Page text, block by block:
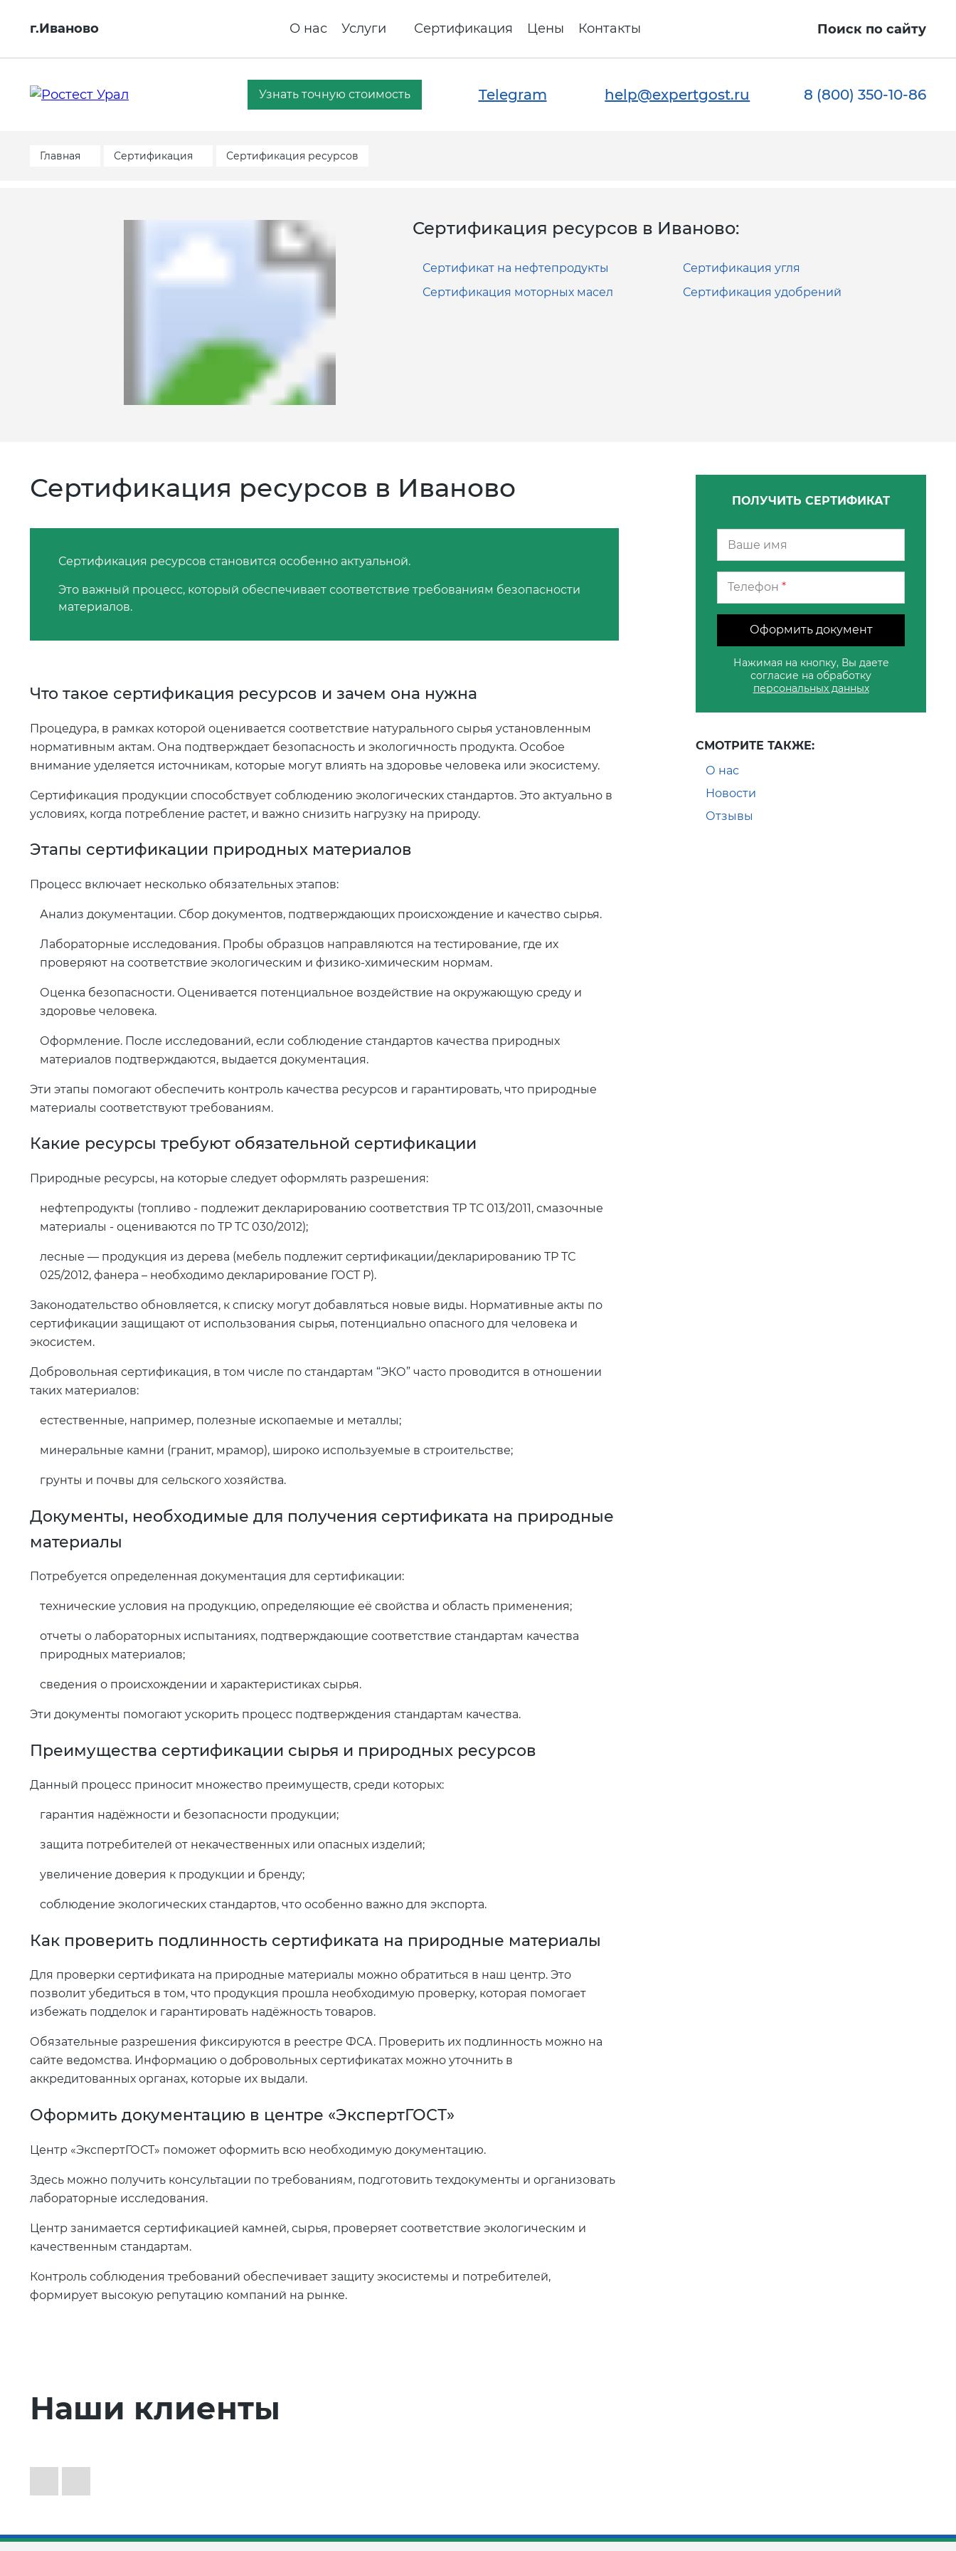
г.Иваново О нас Услуги Сертификация Цены Контакты Поиск по сайту
Узнать точную стоимость Telegram help@expertgost.ru 8 (800) 350-10-86
Главная Сертификация Сертификация ресурсов
Сертификация ресурсов в Иваново:
Сертификат на нефтепродукты
Сертификация моторных масел
Сертификация угля
Сертификация удобрений
Сертификация ресурсов в Иваново
Сертификация ресурсов становится особенно актуальной.
Это важный процесс, который обеспечивает соответствие требованиям безопасности
материалов.
Что такое сертификация ресурсов и зачем она нужна
Процедура, в рамках которой оценивается соответствие натурального сырья установленным
нормативным актам. Она подтверждает безопасность и экологичность продукта. Особое
внимание уделяется источникам, которые могут влиять на здоровье человека или экосистему.
Сертификация продукции способствует соблюдению экологических стандартов. Это актуально в
условиях, когда потребление растет, и важно снизить нагрузку на природу.
Этапы сертификации природных материалов
Процесс включает несколько обязательных этапов:
Анализ документации. Сбор документов, подтверждающих происхождение и качество сырья.
Лабораторные исследования. Пробы образцов направляются на тестирование, где их
проверяют на соответствие экологическим и физико-химическим нормам.
Оценка безопасности. Оценивается потенциальное воздействие на окружающую среду и
здоровье человека.
Оформление. После исследований, если соблюдение стандартов качества природных
материалов подтверждаются, выдается документация.
Эти этапы помогают обеспечить контроль качества ресурсов и гарантировать, что природные
материалы соответствуют требованиям.
Какие ресурсы требуют обязательной сертификации
Природные ресурсы, на которые следует оформлять разрешения:
нефтепродукты (топливо - подлежит декларированию соответствия ТР ТС 013/2011, смазочные
материалы - оцениваются по ТР ТС 030/2012);
лесные — продукция из дерева (мебель подлежит сертификации/декларированию ТР ТС
025/2012, фанера – необходимо декларирование ГОСТ Р).
Законодательство обновляется, к списку могут добавляться новые виды. Нормативные акты по
сертификации защищают от использования сырья, потенциально опасного для человека и
экосистем.
Добровольная сертификация, в том числе по стандартам “ЭКО” часто проводится в отношении
таких материалов:
естественные, например, полезные ископаемые и металлы;
минеральные камни (гранит, мрамор), широко используемые в строительстве;
грунты и почвы для сельского хозяйства.
Документы, необходимые для получения сертификата на природные
материалы
Потребуется определенная документация для сертификации:
технические условия на продукцию, определяющие её свойства и область применения;
отчеты о лабораторных испытаниях, подтверждающие соответствие стандартам качества
природных материалов;
сведения о происхождении и характеристиках сырья.
Эти документы помогают ускорить процесс подтверждения стандартам качества.
Преимущества сертификации сырья и природных ресурсов
Данный процесс приносит множество преимуществ, среди которых:
гарантия надёжности и безопасности продукции;
защита потребителей от некачественных или опасных изделий;
увеличение доверия к продукции и бренду;
соблюдение экологических стандартов, что особенно важно для экспорта.
Как проверить подлинность сертификата на природные материалы
Для проверки сертификата на природные материалы можно обратиться в наш центр. Это
позволит убедиться в том, что продукция прошла необходимую проверку, которая помогает
избежать подделок и гарантировать надёжность товаров.
Обязательные разрешения фиксируются в реестре ФСА. Проверить их подлинность можно на
сайте ведомства. Информацию о добровольных сертификатах можно уточнить в
аккредитованных органах, которые их выдали.
Оформить документацию в центре «ЭкспертГОСТ»
Центр «ЭкспертГОСТ» поможет оформить всю необходимую документацию.
Здесь можно получить консультации по требованиям, подготовить техдокументы и организовать
лабораторные исследования.
Центр занимается сертификацией камней, сырья, проверяет соответствие экологическим и
качественным стандартам.
Контроль соблюдения требований обеспечивает защиту экосистемы и потребителей,
формирует высокую репутацию компаний на рынке.
ПОЛУЧИТЬ СЕРТИФИКАТ
Телефон *
Оформить документ
Нажимая на кнопку, Вы даете
согласие на обработку
персональных данных
СМОТРИТЕ ТАКЖЕ:
О нас
Новости
Отзывы
Наши клиенты